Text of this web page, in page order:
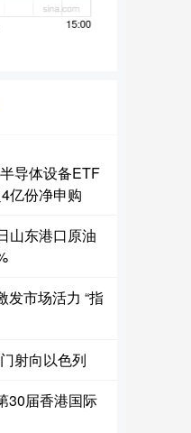
导体设备ETF
亿份净申购
山东港口原油
发市场活力 “指
射向以色列
30届香港国际